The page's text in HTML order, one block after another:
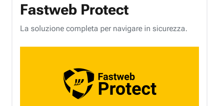
Fastweb Protect
La soluzione completa per navigare in sicurezza.